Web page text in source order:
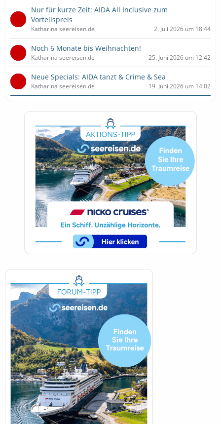
Nur für kurze Zeit: AIDA All Inclusive zum
Vorteilspreis
Katharina seereisen.de 2. Juli 2026 um 18:44
Noch 6 Monate bis Weihnachten!
Katharina seereisen.de 25. Juni 2026 um 12:42
Neue Specials: AIDA tanzt & Crime & Sea
Katharina seereisen.de 19. Juni 2026 um 14:02